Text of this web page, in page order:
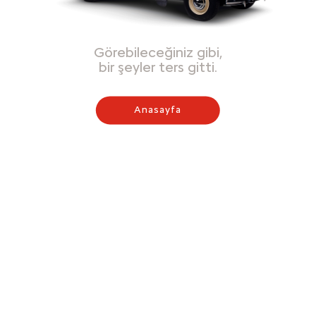
Görebileceğiniz gibi,
bir şeyler ters gitti.
Anasayfa